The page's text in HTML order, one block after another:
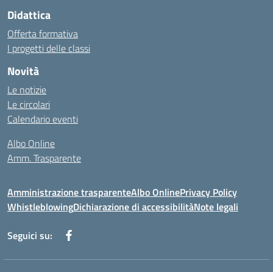
Didattica
Offerta formativa
I progetti delle classi
Novità
Le notizie
Le circolari
Calendario eventi
Albo Online
Amm. Trasparente
Amministrazione trasparenteAlbo OnlinePrivacy Policy
WhistleblowingDichiarazione di accessibilitàNote legali
Seguici su: